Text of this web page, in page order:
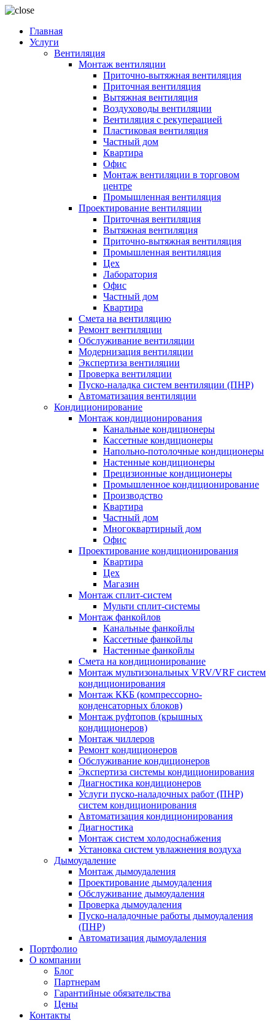
Главная
Услуги
Вентиляция
Монтаж вентиляции
Приточно-вытяжная вентиляция
Приточная вентиляция
Вытяжная вентиляция
Воздуховоды вентиляции
Вентиляция с рекуперацией
Пластиковая вентиляция
Частный дом
Квартира
Офис
Монтаж вентиляции в торговом
центре
Промышленная вентиляция
Проектирование вентиляции
Приточная вентиляция
Вытяжная вентиляция
Приточно-вытяжная вентиляция
Промышленная вентиляция
Цех
Лаборатория
Офис
Частный дом
Квартира
Смета на вентиляцию
Ремонт вентиляции
Обслуживание вентиляции
Модернизация вентиляции
Экспертиза вентиляции
Проверка вентиляции
Пуско-наладка систем вентиляции (ПНР)
Автоматизация вентиляции
Кондиционирование
Монтаж кондиционирования
Канальные кондиционеры
Кассетные кондиционеры
Напольно-потолочные кондиционеры
Настенные кондиционеры
Прецизионные кондиционеры
Промышленное кондиционирование
Производство
Квартира
Частный дом
Многоквартирный дом
Офис
Проектирование кондиционирования
Квартира
Цех
Магазин
Монтаж сплит-систем
Мульти сплит-системы
Монтаж фанкойлов
Канальные фанкойлы
Кассетные фанкойлы
Настенные фанкойлы
Смета на кондиционирование
Монтаж мультизональных VRV/VRF систем
кондиционирования
Монтаж ККБ (компрессорно-
конденсаторных блоков)
Монтаж руфтопов (крышных
кондиционеров)
Монтаж чиллеров
Ремонт кондиционеров
Обслуживание кондиционеров
Экспертиза системы кондиционирования
Диагностика кондиционеров
Услуги пуско-наладочных работ (ПНР)
систем кондиционирования
Автоматизация кондиционирования
Диагностика
Монтаж систем холодоснабжения
Установка систем увлажнения воздуха
Дымоудаление
Монтаж дымоудаления
Проектирование дымоудаления
Обслуживание дымоудаления
Проверка дымоудаления
Пуско-наладочные работы дымоудаления
(ПНР)
Автоматизация дымоудаления
Портфолио
О компании
Блог
Партнерам
Гарантийные обязательства
Цены
Контакты